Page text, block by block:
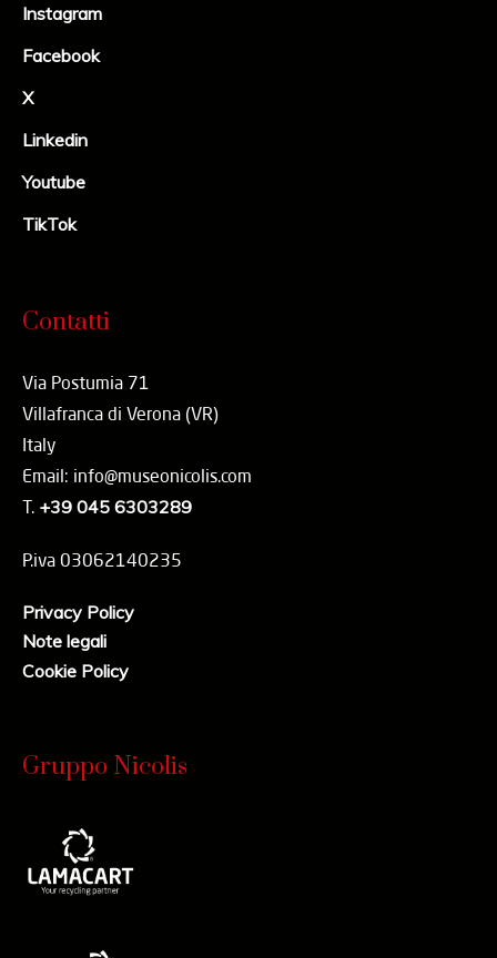
Instagram
Facebook
X
Linkedin
Youtube
TikTok
Contatti
Via Postumia 71
Villafranca di Verona (VR)
Italy
Email: info@museonicolis.com
T. +39 045 6303289
P.iva 03062140235
Privacy Policy
Note legali
Cookie Policy
Gruppo Nicolis